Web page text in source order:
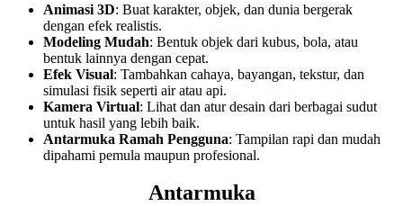
Animasi 3D: Buat karakter, objek, dan dunia bergerak
dengan efek realistis.
Modeling Mudah: Bentuk objek dari kubus, bola, atau
bentuk lainnya dengan cepat.
Efek Visual: Tambahkan cahaya, bayangan, tekstur, dan
simulasi fisik seperti air atau api.
Kamera Virtual: Lihat dan atur desain dari berbagai sudut
untuk hasil yang lebih baik.
Antarmuka Ramah Pengguna: Tampilan rapi dan mudah
dipahami pemula maupun profesional.
Antarmuka